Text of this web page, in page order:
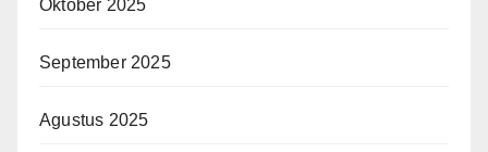
Oktober 2025
September 2025
Agustus 2025